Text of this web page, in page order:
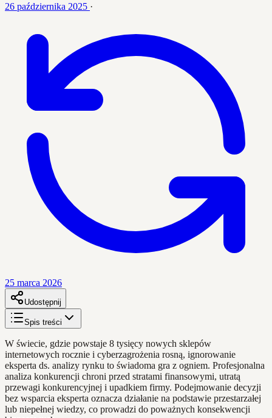
26 października 2025 ·
25 marca 2026
Udostępnij
Spis treści
W świecie, gdzie powstaje 8 tysięcy nowych sklepów
internetowych rocznie i cyberzagrożenia rosną, ignorowanie
eksperta ds. analizy rynku to świadoma gra z ogniem. Profesjonalna
analiza konkurencji chroni przed stratami finansowymi, utratą
przewagi konkurencyjnej i upadkiem firmy. Podejmowanie decyzji
bez wsparcia eksperta oznacza działanie na podstawie przestarzałej
lub niepełnej wiedzy, co prowadzi do poważnych konsekwencji